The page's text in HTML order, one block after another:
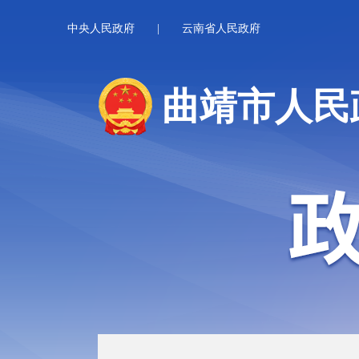
中央人民政府 云南省人民政府
曲靖市人